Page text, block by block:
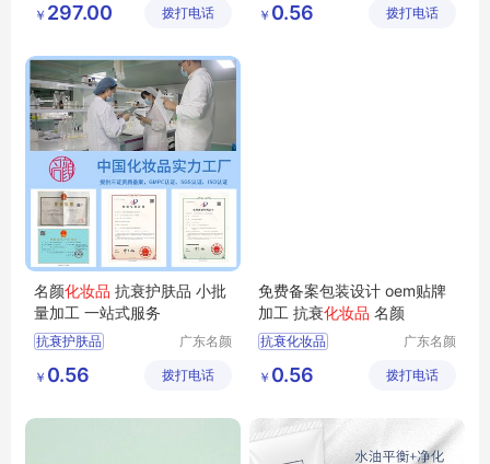
护肤品oem
水信生物
有限公司
￥ 297.00 拨打电话
化妆品定制
限公司
￥ 0.56 拨打电话
名颜化妆品 抗衰护肤品 小批
量加工 一站式服务
抗衰护肤品
化妆品OEM
护肤品定制贴牌
广东名颜
限公司
￥ 0.56 拨打电话
免费备案包装设计 oem贴牌
加工 抗衰化妆品 名颜
抗衰化妆品
化妆品OEM贴牌
护肤品OEM
广东名颜
限公司
￥ 0.56 拨打电话